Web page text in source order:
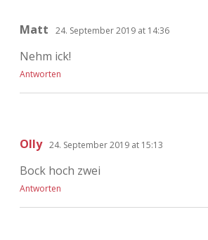
Matt 24. September 2019 at 14:36
Nehm ick!
Antworten
Olly 24. September 2019 at 15:13
Bock hoch zwei
Antworten